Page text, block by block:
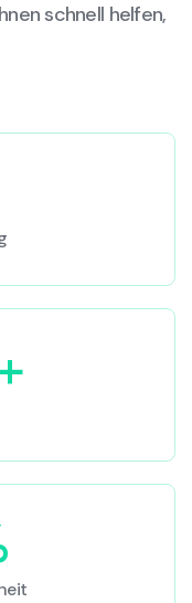
schnell helfen,